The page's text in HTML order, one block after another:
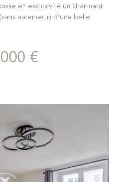
en exclusivité un charmant
ascenseur) d’une belle
qui fait également office de
et équipée, une salle d’eau
au cœur de la capitale. DPE :
€